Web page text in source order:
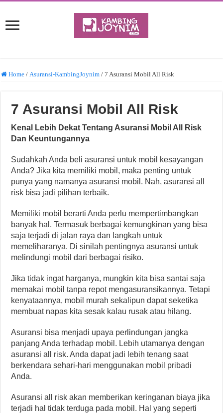
Home / Asuransi-KambingJoynim / 7 Asuransi Mobil All Risk
7 Asuransi Mobil All Risk
Kenal Lebih Dekat Tentang Asuransi Mobil All Risk
Dan Keuntungannya
Sudahkah Anda beli asuransi untuk mobil kesayangan
Anda? Jika kita memiliki mobil, maka penting untuk
punya yang namanya asuransi mobil. Nah, asuransi all
risk bisa jadi pilihan terbaik.
Memiliki mobil berarti Anda perlu mempertimbangkan
banyak hal. Termasuk berbagai kemungkinan yang bisa
saja terjadi di jalan raya dan langkah untuk
memeliharanya. Di sinilah pentingnya asuransi untuk
melindungi mobil dari berbagai risiko.
Jika tidak ingat harganya, mungkin kita bisa santai saja
memakai mobil tanpa repot mengasuransikannya. Tetapi
kenyataannya, mobil murah sekalipun dapat seketika
membuat napas kita sesak kalau rusak atau hilang.
Asuransi bisa menjadi upaya perlindungan jangka
panjang Anda terhadap mobil. Lebih utamanya dengan
asuransi all risk. Anda dapat jadi lebih tenang saat
berkendara sehari-hari menggunakan mobil pribadi
Anda.
Asuransi all risk akan memberikan keringanan biaya jika
terjadi hal tidak terduga pada mobil. Hal yang seperti